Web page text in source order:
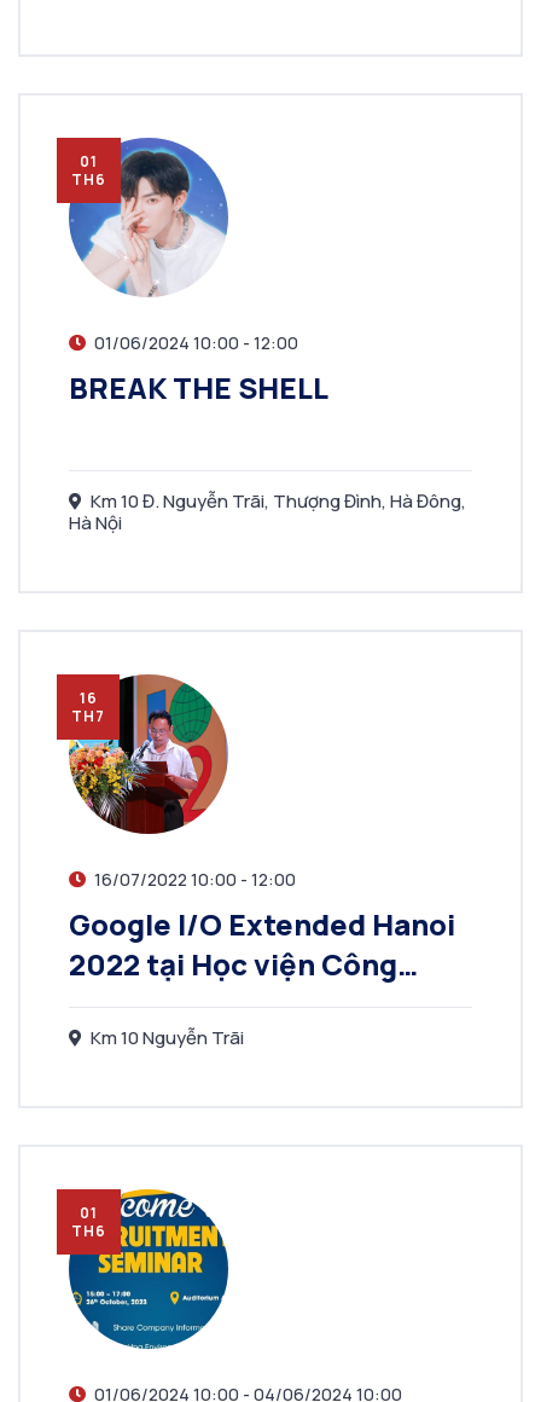
01
TH6
01/06/2024 10:00 - 12:00
BREAK THE SHELL
Km 10 Đ. Nguyễn Trãi, Thượng Đình, Hà Đông,
Hà Nội
16
TH7
16/07/2022 10:00 - 12:00
Google I/O Extended Hanoi
2022 tại Học viện Công
nghệ Bưu chính Viễn thông-
Ngày hội công nghệ và kết
Km 10 Nguyễn Trãi
01
TH6
01/06/2024 10:00 - 04/06/2024 10:00